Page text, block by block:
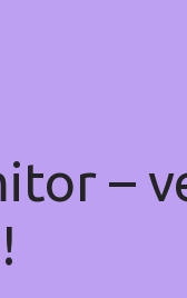
–